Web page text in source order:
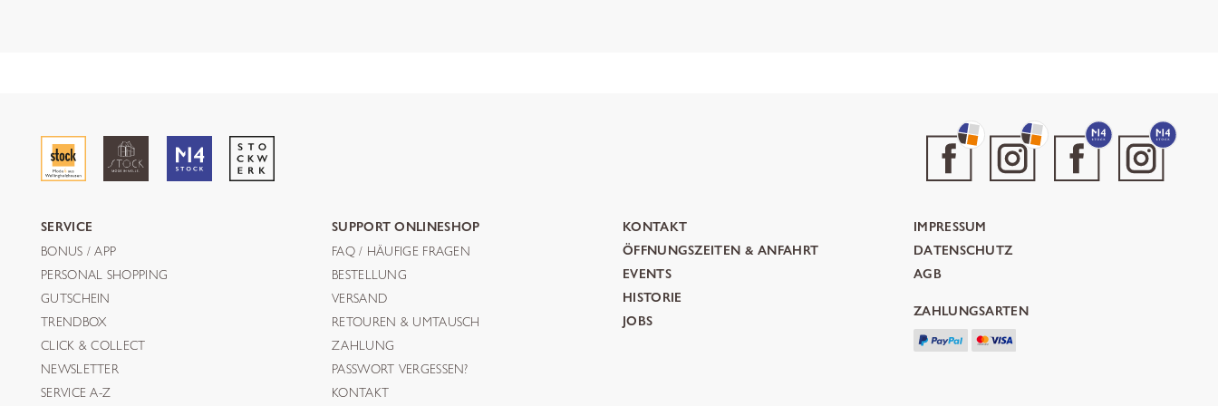
SERVICE
BONUS / APP
PERSONAL SHOPPING
GUTSCHEIN
TRENDBOX
CLICK & COLLECT
NEWSLETTER
SERVICE A-Z
SUPPORT ONLINESHOP
FAQ / HÄUFIGE FRAGEN
BESTELLUNG
VERSAND
RETOUREN & UMTAUSCH
ZAHLUNG
PASSWORT VERGESSEN?
KONTAKT
KONTAKT
ÖFFNUNGSZEITEN & ANFAHRT
EVENTS
HISTORIE
JOBS
IMPRESSUM
DATENSCHUTZ
AGB
ZAHLUNGSARTEN